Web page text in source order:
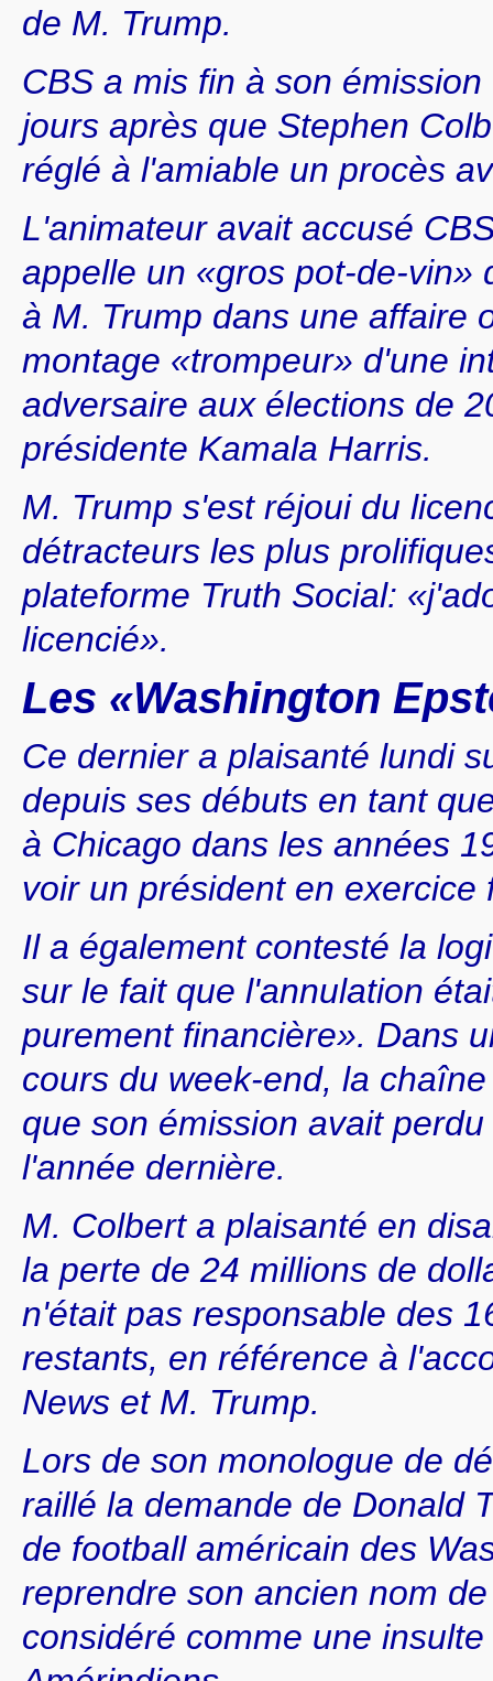
de M. Trump.
CBS a mis fin à son
jours après que Stephen
réglé à l'amiable un procès
L'animateur avait accusé
appelle un «gros pot-de-vin»
à M. Trump dans une affaire
montage «trompeur» d'une
adversaire aux élections de
présidente Kamala Harris.
M. Trump s'est réjoui du
détracteurs les plus
plateforme Truth Social:
licencié».
Les «Washington
Ce dernier a plaisanté lundi
depuis ses débuts en tant
à Chicago dans les années
voir un président en
Il a également contesté la
sur le fait que l'annulation
purement financière». Dans
cours du week-end, la
que son émission avait
l'année dernière.
M. Colbert a plaisanté en
la perte de 24 millions de
n'était pas responsable des
restants, en référence à
News et M. Trump.
Lors de son monologue de
raillé la demande de Donald
de football américain des
reprendre son ancien nom
considéré comme une